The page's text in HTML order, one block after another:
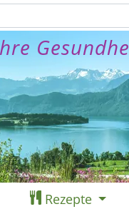
Rezepte